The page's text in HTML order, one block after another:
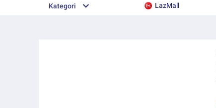
Kategori LazMall